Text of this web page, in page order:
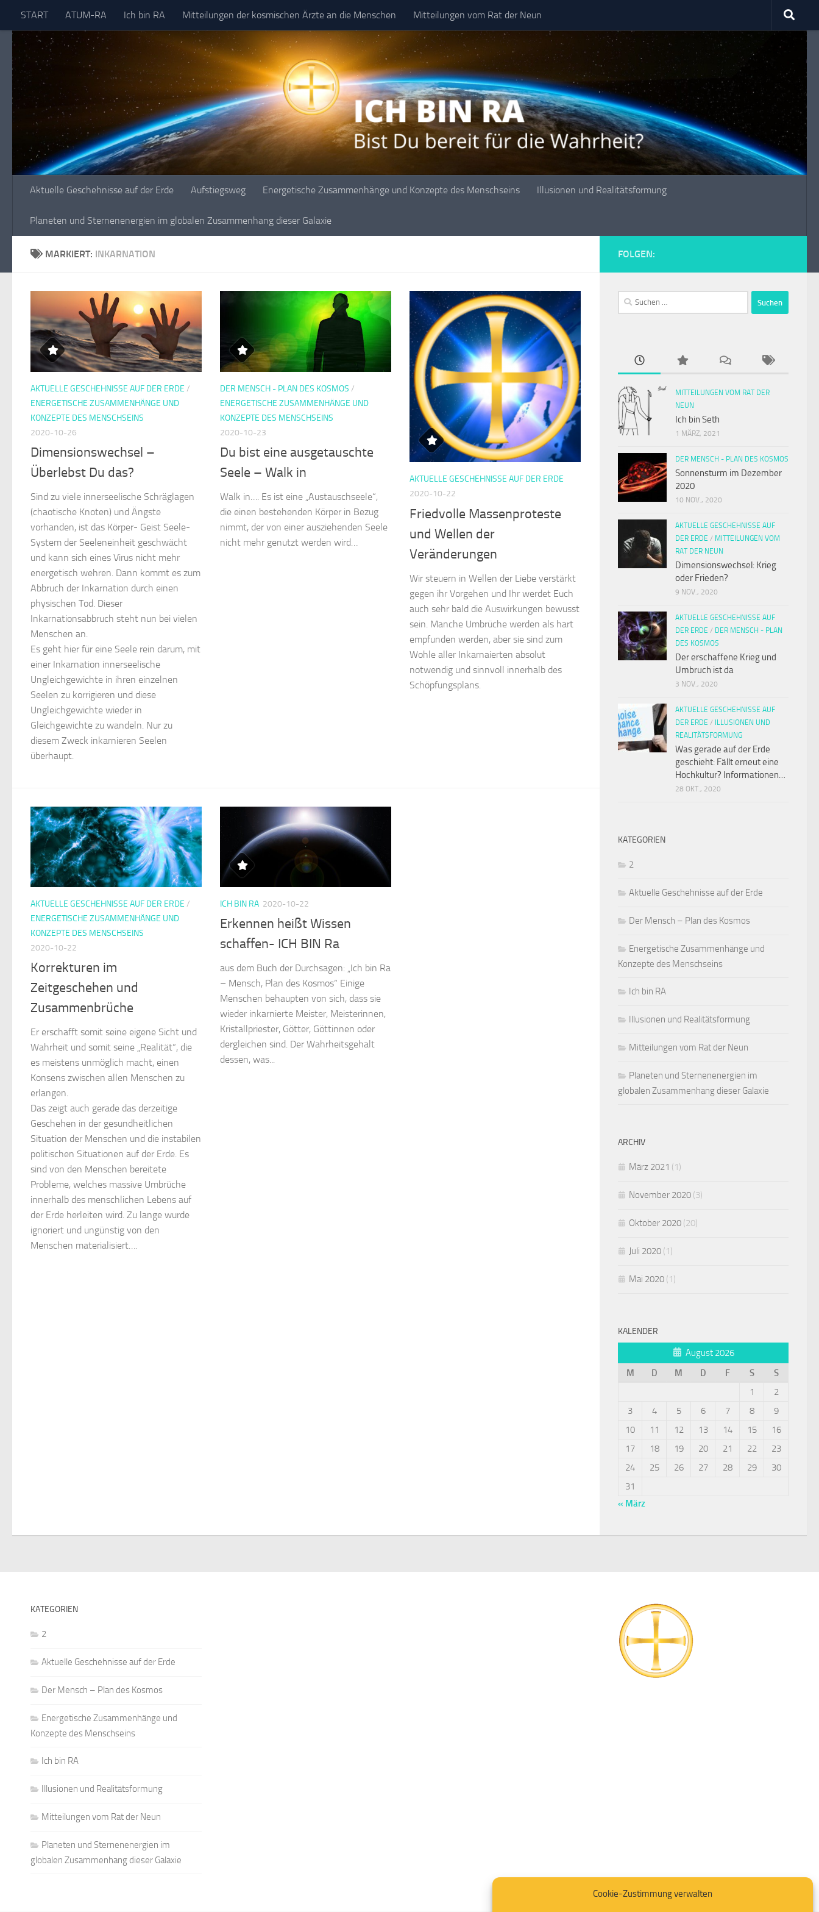
Cookie-Zustimmung verwalten
Skip to content
START ATUM-RA Ich bin RA Mitteilungen der kosmischen Ärzte an die Menschen Mitteilungen vom Rat der Neun
Aktuelle Geschehnisse auf der Erde Aufstiegsweg Energetische Zusammenhänge und Konzepte des Menschseins Illusionen und Realitätsformung
Planeten und Sternenenergien im globalen Zusammenhang dieser Galaxie
MARKIERT: INKARNATION
AKTUELLE GESCHEHNISSE AUF DER ERDE /
ENERGETISCHE ZUSAMMENHÄNGE UND
KONZEPTE DES MENSCHSEINS
2020-10-26
Dimensionswechsel –
Überlebst Du das?
Sind zu viele innerseelische Schräglagen
(chaotische Knoten) und Ängste
vorhanden, ist das Körper- Geist Seele-
System der Seeleneinheit geschwächt
und kann sich eines Virus nicht mehr
energetisch wehren. Dann kommt es zum
Abbruch der Inkarnation durch einen
physischen Tod. Dieser
Inkarnationsabbruch steht nun bei vielen
Menschen an.
Es geht hier für eine Seele rein darum, mit
einer Inkarnation innerseelische
Ungleichgewichte in ihren einzelnen
Seelen zu korrigieren und diese
Ungleichgewichte wieder in
Gleichgewichte zu wandeln. Nur zu
diesem Zweck inkarnieren Seelen
überhaupt.
DER MENSCH - PLAN DES KOSMOS /
ENERGETISCHE ZUSAMMENHÄNGE UND
KONZEPTE DES MENSCHSEINS
2020-10-23
Du bist eine ausgetauschte
Seele – Walk in
Walk in…. Es ist eine „Austauschseele“,
die einen bestehenden Körper in Bezug
nimmt, der von einer ausziehenden Seele
nicht mehr genutzt werden wird…
AKTUELLE GESCHEHNISSE AUF DER ERDE
2020-10-22
Friedvolle Massenproteste
und Wellen der
Veränderungen
Wir steuern in Wellen der Liebe verstärkt
gegen ihr Vorgehen und Ihr werdet Euch
auch sehr bald die Auswirkungen bewusst
sein. Manche Umbrüche werden als hart
empfunden werden, aber sie sind zum
Wohle aller Inkarnaierten absolut
notwendig und sinnvoll innerhalb des
Schöpfungsplans.
AKTUELLE GESCHEHNISSE AUF DER ERDE /
ENERGETISCHE ZUSAMMENHÄNGE UND
KONZEPTE DES MENSCHSEINS
2020-10-22
Korrekturen im
Zeitgeschehen und
Zusammenbrüche
Er erschafft somit seine eigene Sicht und
Wahrheit und somit seine „Realität“, die
es meistens unmöglich macht, einen
Konsens zwischen allen Menschen zu
erlangen.
Das zeigt auch gerade das derzeitige
Geschehen in der gesundheitlichen
Situation der Menschen und die instabilen
politischen Situationen auf der Erde. Es
sind von den Menschen bereitete
Probleme, welches massive Umbrüche
innerhalb des menschlichen Lebens auf
der Erde herleiten wird. Zu lange wurde
ignoriert und ungünstig von den
Menschen materialisiert….
ICH BIN RA 2020-10-22
Erkennen heißt Wissen
schaffen- ICH BIN Ra
aus dem Buch der Durchsagen: „Ich bin Ra
– Mensch, Plan des Kosmos“ Einige
Menschen behaupten von sich, dass sie
wieder inkarnierte Meister, Meisterinnen,
Kristallpriester, Götter, Göttinnen oder
dergleichen sind. Der Wahrheitsgehalt
dessen, was...
FOLGEN:
Suchen
nach:
MITTEILUNGEN VOM RAT DER
NEUN
Ich bin Seth
1 MÄRZ, 2021
DER MENSCH - PLAN DES KOSMOS
Sonnensturm im Dezember
2020
10 NOV., 2020
AKTUELLE GESCHEHNISSE AUF
DER ERDE / MITTEILUNGEN VOM
RAT DER NEUN
Dimensionswechsel: Krieg
oder Frieden?
9 NOV., 2020
AKTUELLE GESCHEHNISSE AUF
DER ERDE / DER MENSCH - PLAN
DES KOSMOS
Der erschaffene Krieg und
Umbruch ist da
3 NOV., 2020
AKTUELLE GESCHEHNISSE AUF
DER ERDE /
ILLUSIONEN UND
REALITÄTSFORMUNG
Was gerade auf der Erde
geschieht: Fällt erneut eine
Hochkultur? Informationen…
28 OKT., 2020
KATEGORIEN
2
Aktuelle Geschehnisse auf der Erde
Der Mensch – Plan des Kosmos
Energetische Zusammenhänge und
Konzepte des Menschseins
Ich bin RA
Illusionen und Realitätsformung
Mitteilungen vom Rat der Neun
Planeten und Sternenenergien im
globalen Zusammenhang dieser Galaxie
ARCHIV
März 2021 (1)
November 2020 (3)
Oktober 2020 (20)
Juli 2020 (1)
Mai 2020 (1)
KALENDER
August 2026
M
D M D F S
S
1
2
3
4 5 6 7 8
9
10
11 12 13 14 15
16
17
18 19 20 21 22
23
24
25 26 27 28 29
30
31
« März
KATEGORIEN
2
Aktuelle Geschehnisse auf der Erde
Der Mensch – Plan des Kosmos
Energetische Zusammenhänge und
Konzepte des Menschseins
Ich bin RA
Illusionen und Realitätsformung
Mitteilungen vom Rat der Neun
Planeten und Sternenenergien im
globalen Zusammenhang dieser Galaxie